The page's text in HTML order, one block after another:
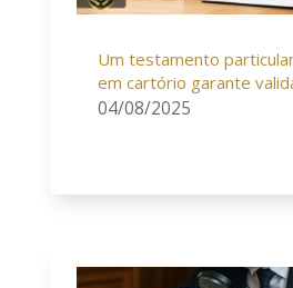
Um testamento
em cartório garante
04/08/2025